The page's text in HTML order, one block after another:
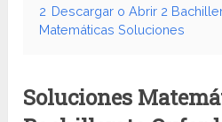
2 Descargar o Abrir 2
Matemáticas Soluciones
Soluciones